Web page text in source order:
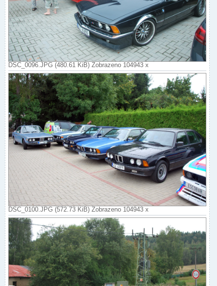
DSC_0096.JPG (480.61 KiB) Zobrazeno 104943 x
DSC_0100.JPG (572.73 KiB) Zobrazeno 104943 x